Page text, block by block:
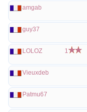
amgab
guy37
LOLOZ 1
Vieuxdeb
Patmu67